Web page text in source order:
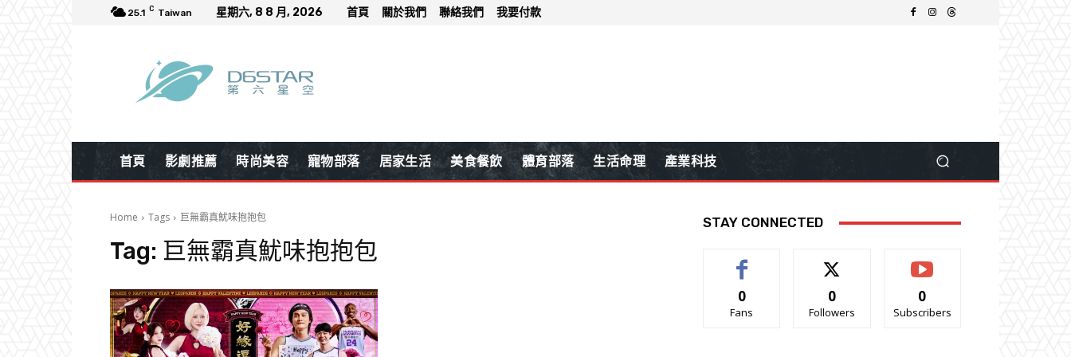
25.1 C Taiwan 星期六, 8 8 月, 2026 首頁 關於我們 聯絡我們 我要付款
首頁 影劇推薦 時尚美容 寵物部落 居家生活 美食餐飲 體育部落 生活命理 產業科技
Home Tags 巨無霸真魷味抱抱包
Tag: 巨無霸真魷味抱抱包
STAY CONNECTED
0
Fans
0
Followers
0
Subscribers